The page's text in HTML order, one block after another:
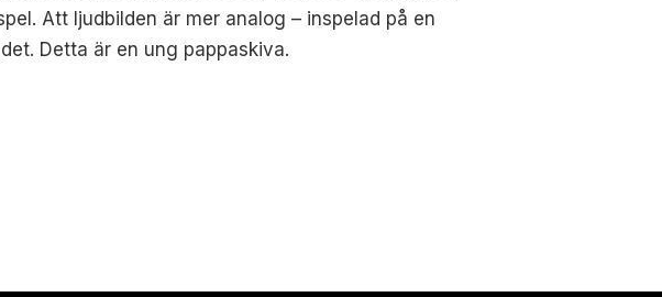
Att ljudbilden är mer analog – inspelad på en
Detta är en ung pappaskiva.